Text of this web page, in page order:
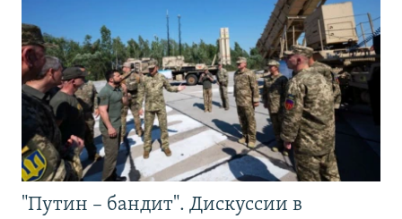
"Путин – бандит". Дискуссии в